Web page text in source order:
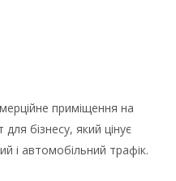
приміщення на
для бізнесу, який цінує
і автомобільний трафік.